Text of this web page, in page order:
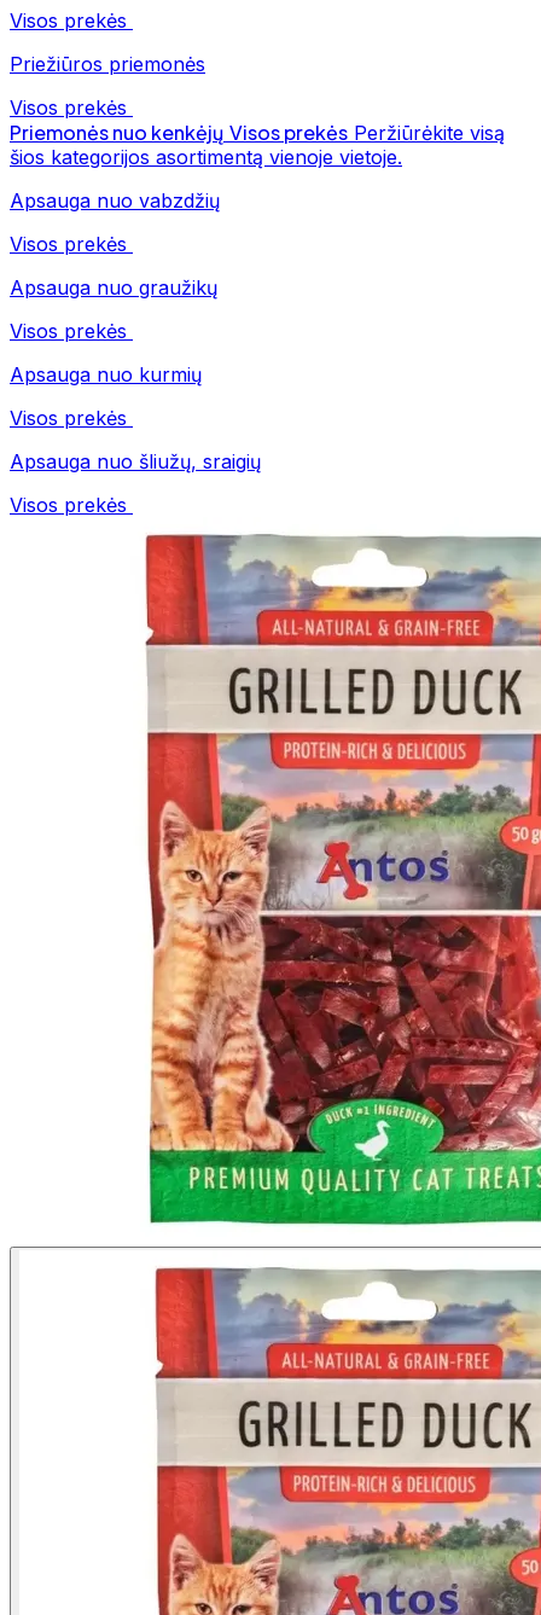
Visos prekės
Priežiūros priemonės
Visos prekės
Priemonės nuo kenkėjų Visos prekės Peržiūrėkite visą
šios kategorijos asortimentą vienoje vietoje.
Apsauga nuo vabzdžių
Visos prekės
Apsauga nuo graužikų
Visos prekės
Apsauga nuo kurmių
Visos prekės
Apsauga nuo šliužų, sraigių
Visos prekės